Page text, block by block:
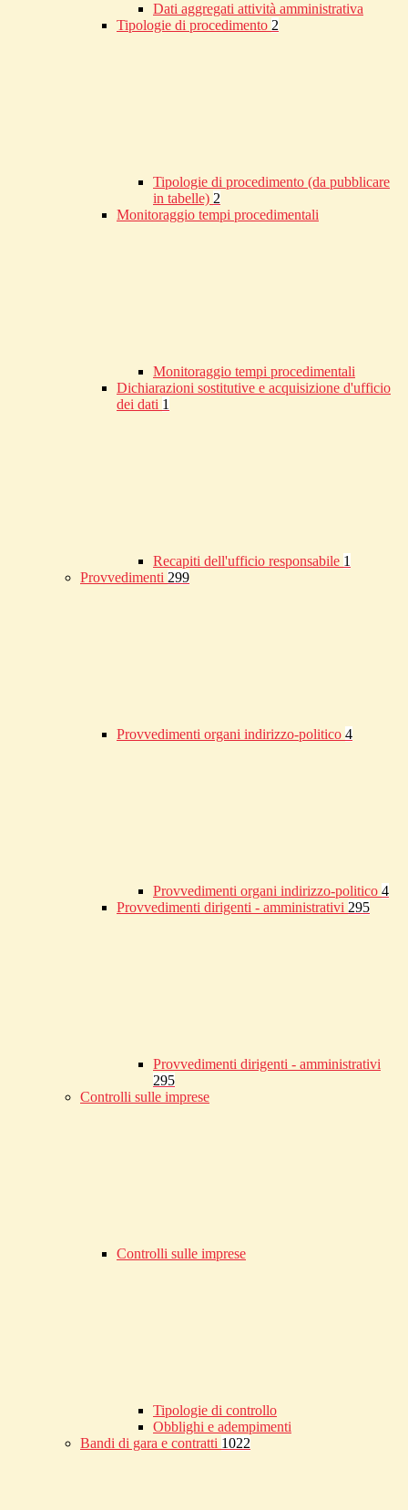
Dati aggregati attività amministrativa
Tipologie di procedimento 2
Tipologie di procedimento (da pubblicare
in tabelle) 2
Monitoraggio tempi procedimentali
Monitoraggio tempi procedimentali
Dichiarazioni sostitutive e acquisizione d'ufficio
dei dati 1
Recapiti dell'ufficio responsabile 1
Provvedimenti 299
Provvedimenti organi indirizzo-politico 4
Provvedimenti organi indirizzo-politico 4
Provvedimenti dirigenti - amministrativi 295
Provvedimenti dirigenti - amministrativi
295
Controlli sulle imprese
Controlli sulle imprese
Tipologie di controllo
Obblighi e adempimenti
Bandi di gara e contratti 1022